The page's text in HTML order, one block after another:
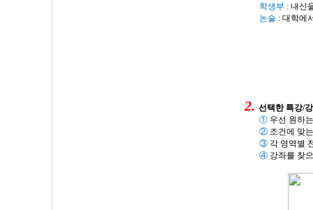
학생부 : 내신
논술 : 대학에
2. 선택한 특강/
① 우선 원하
② 조건에 맞
③ 각 영역별
④ 강좌를 찾